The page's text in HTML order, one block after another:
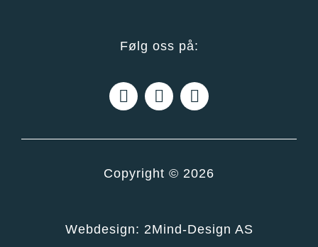
Følg oss på:
Copyright © 2026
Webdesign: 2Mind-Design AS